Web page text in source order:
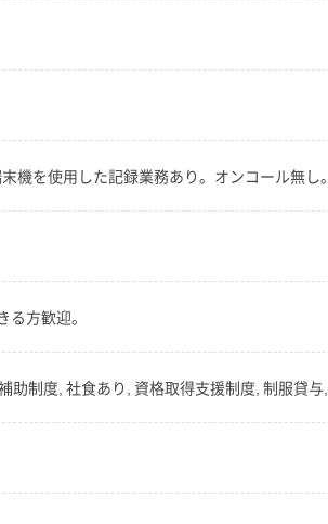
機を使用した記録業務あり。オンコール無し。
方歓迎。
助制度, 社食あり, 資格取得支援制度, 制服貸